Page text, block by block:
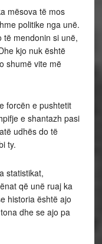
mësova të mos
politike nga unë.
të mendonin si unë,
kjo nuk është
shumë vite më
forcën e pushtetit
e shantazh pasi
udhës do të
ty.
statistikat,
që unë ruaj ka
historia është ajo
dhe se ajo pa